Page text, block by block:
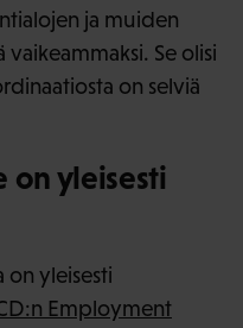
ja muiden
Se olisi
on selviä
on yleisesti
yleisesti
Employment